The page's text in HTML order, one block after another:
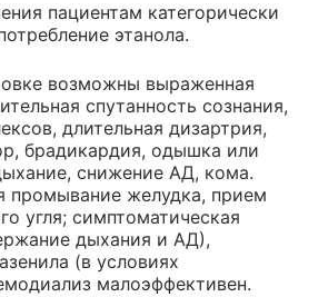
пациентам категорически
этанола.
возможны выраженная
спутанность сознания,
длительная дизартрия,
брадикардия, одышка или
снижение АД, кома.
промывание желудка, прием
угля; симптоматическая
дыхания и АД),
(в условиях
малоэффективен.